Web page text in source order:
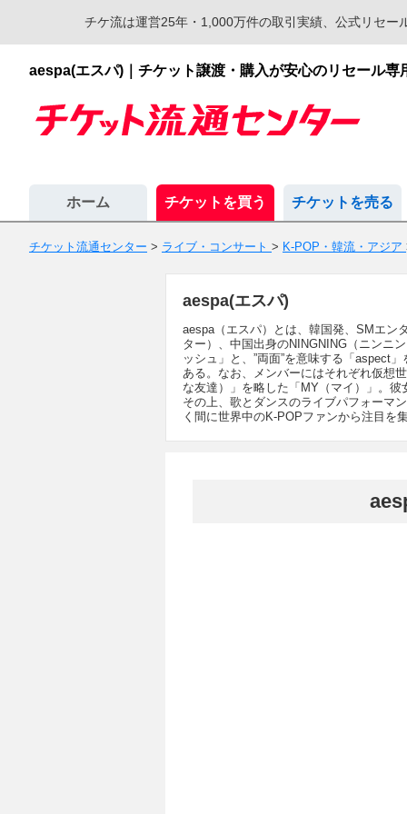
チケ流は運営25年・1,000万件の取引実績、公式リセ
aespa(エスパ)｜チケット譲渡・購入が安心のリセール専
ホーム チケットを買う チケットを売る
チケット流通センター > ライブ・コンサート > K-POP・韓流・アジア
aespa(エスパ)
aespa（エスパ）とは、韓国発、SMエン
ター）、中国出身のNINGNING（ニンニ
ッシュ」と、”両面”を意味する「aspect
ある。なお、メンバーにはそれぞれ仮想
な友達）」を略した「MY（マイ）」。
その上、歌とダンスのライブパフォーマ
く間に世界中のK-POPファンから注目を